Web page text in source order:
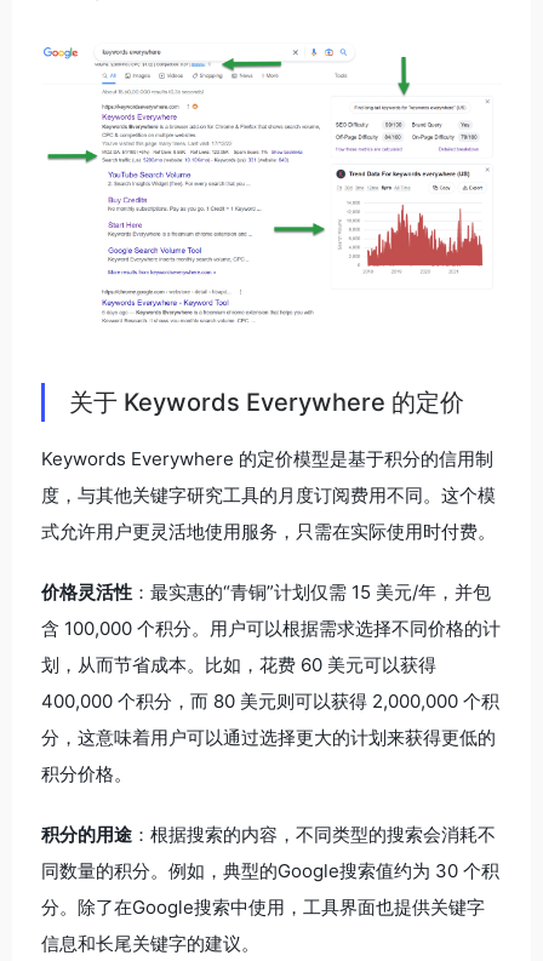
关于 Keywords Everywhere 的定价
Keywords Everywhere 的定价模型是基于积分的信用制
度，与其他关键字研究工具的月度订阅费用不同。这个模
式允许用户更灵活地使用服务，只需在实际使用时付费。
价格灵活性 ：最实惠的“青铜”计划仅需 15 美元/年，并包
含 100,000 个积分。用户可以根据需求选择不同价格的计
划，从而节省成本。比如，花费 60 美元可以获得
400,000 个积分，而 80 美元则可以获得 2,000,000 个积
分，这意味着用户可以通过选择更大的计划来获得更低的
积分价格。
积分的用途 ：根据搜索的内容，不同类型的搜索会消耗不
同数量的积分。例如，典型的Google搜索值约为 30 个积
分。除了在Google搜索中使用，工具界面也提供关键字
信息和长尾关键字的建议。